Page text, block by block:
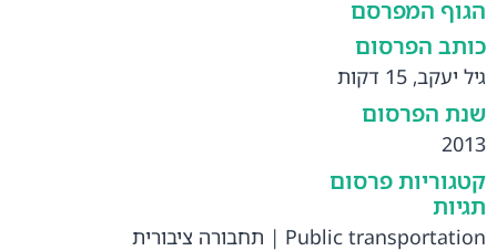
הגוף המפרסם
כותב הפרסום
גיל יעקב, 15 דקות
שנת הפרסום
2013
קטגוריות פרסום
תגיות
Public transportation
| תחבורה ציבורית